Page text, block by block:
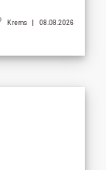
Krems | 08.08.2026